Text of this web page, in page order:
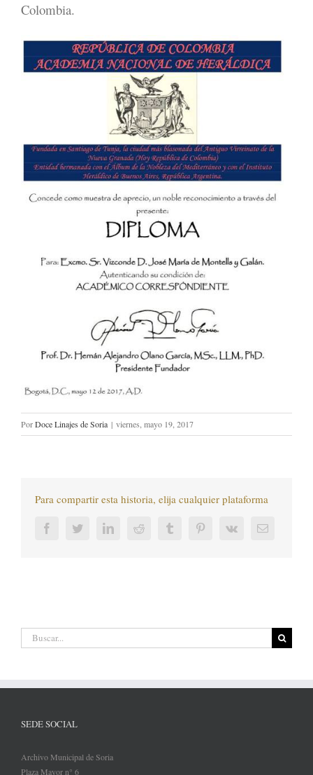
Colombia.
PorDoce Linajes de Soria | viernes, mayo 19, 2017
Para compartir esta historia, elija cualquier plataforma
FacebookTwitterLinkedInReddit Tumblr PinterestVk
Correo
Buscar:
SEDE SOCIAL
Archivo Municipal de Soria
Plaza Mayor n° 6